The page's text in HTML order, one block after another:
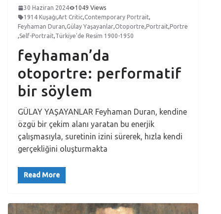
30 Haziran 2024
1049 Views
1914 Kuşağı,Art Critic,Contemporary Portrait,
Feyhaman Duran,Gülay Yaşayanlar,Otoportre, Portrait, Portre
,Self-Portrait,Türkiye'de Resim 1900-1950
feyhaman’da
otoportre: performatif
bir söylem
GÜLAY YAŞAYANLAR Feyhaman Duran, kendine
özgü bir çekim alanı yaratan bu enerjik
çalışmasıyla, suretinin izini sürerek, hızla kendi
gerçekliğini oluşturmakta
Read More